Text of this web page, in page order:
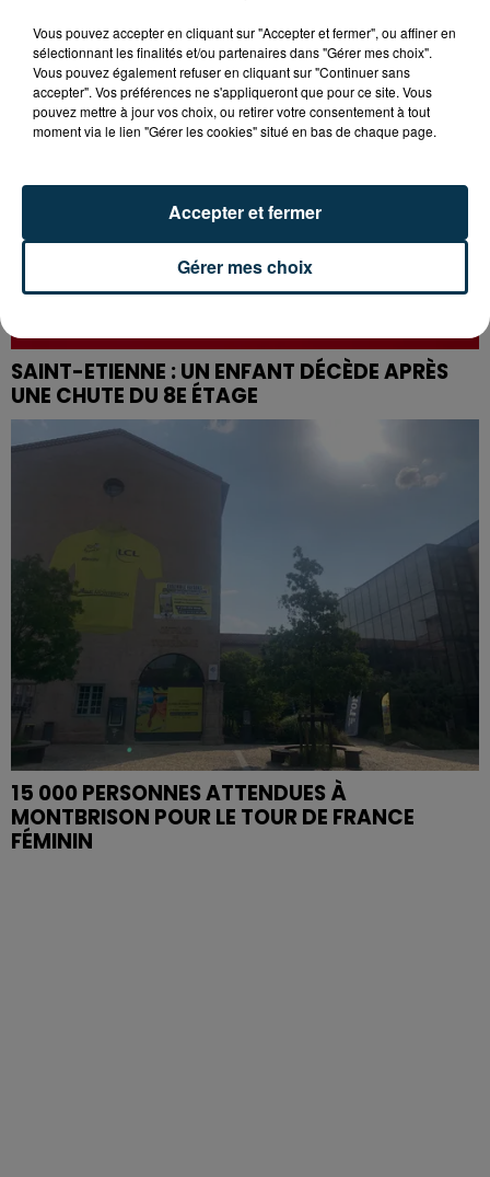
SAINT-ETIENNE : UN ENFANT DÉCÈDE APRÈS
UNE CHUTE DU 8E ÉTAGE
15 000 PERSONNES ATTENDUES À
MONTBRISON POUR LE TOUR DE FRANCE
FÉMININ
Vous pouvez accepter en cliquant sur "Accepter et fermer", ou affiner en
sélectionnant les finalités et/ou partenaires dans "Gérer mes choix".
Vous pouvez également refuser en cliquant sur "Continuer sans
accepter". Vos préférences ne s'appliqueront que pour ce site. Vous
pouvez mettre à jour vos choix, ou retirer votre consentement à tout
moment via le lien "Gérer les cookies" situé en bas de chaque page.
Gérer mes choix
Accepter et fermer